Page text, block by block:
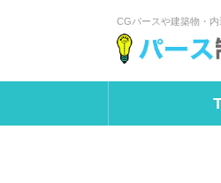
CGパースや建築物・